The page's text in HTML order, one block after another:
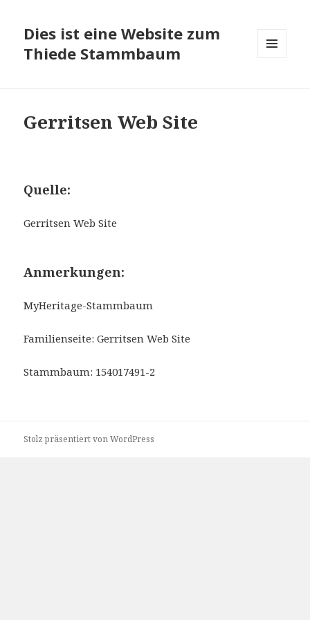
Dies ist eine Website zum
Thiede Stammbaum
Gerritsen Web Site
Quelle:
Gerritsen Web Site
Anmerkungen:
MyHeritage-Stammbaum
Familienseite: Gerritsen Web Site
Stammbaum: 154017491-2
Stolz präsentiert von WordPress